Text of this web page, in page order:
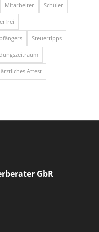
Mitarbeiter Schüler
Steuertipps
ärztliches Attest
GbR